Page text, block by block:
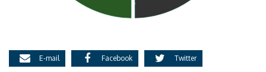
E-mail Facebook Twitter